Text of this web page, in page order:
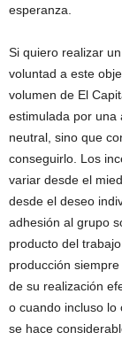
esperanza.
Si quiero realizar
voluntad a este
volumen de El
estimulada por una
neutral, sino que
conseguirlo. Los
variar desde el
desde el deseo
adhesión al grupo
producto del
producción
de su realización
o cuando incluso lo
se hace